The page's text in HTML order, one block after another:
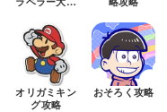
オリガミキン
グ攻略
おそろく攻略